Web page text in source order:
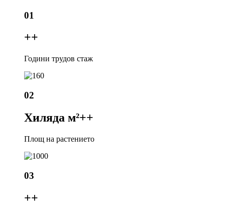
01
++
Години трудов стаж
02
Хиляда м²++
Площ на растението
03
++